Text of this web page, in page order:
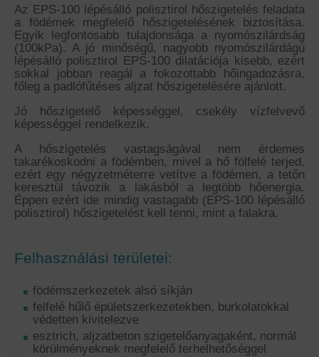
Az EPS-100 lépésálló polisztirol hőszigetelés feladata
a födémek megfelelő hőszigetelésének biztosítása.
Egyik legfontosabb tulajdonsága a nyomószilárdság
(100kPa). A jó minőségű, nagyobb nyomószilárdágú
lépésálló polisztirol EPS-100 dilatációja kisebb, ezért
sokkal jobban reagál a fokozottabb hőingadozásra,
főleg a padlófűtéses aljzat hőszigetelésére ajánlott.
Jó hőszigetelő képességgel, csekély vízfelvevő
képességgel rendelkezik.
A hőszigetelés vastagságával nem érdemes
takarékoskodni a födémben, mivel a hő fölfelé terjed,
ezért egy négyzetméterre vetítve a födémen, a tetőn
keresztül távozik a lakásból a legtöbb hőenergia.
Éppen ezért ide mindig vastagabb (EPS-100 lépésálló
polisztirol) hőszigetelést kell tenni, mint a falakra.
Felhasználási területei:
födémszerkezetek alsó síkján
felfelé hűlő épületszerkezetekben, burkolatokkal
védetten kivitelezve
esztrich, aljzatbeton szigetelőanyagaként, normál
körülményeknek megfelelő terhelhetőséggel